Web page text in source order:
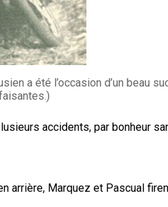
a été l’occasion d’un beau
accidents, par bonheur
arrière, Marquez et Pascual